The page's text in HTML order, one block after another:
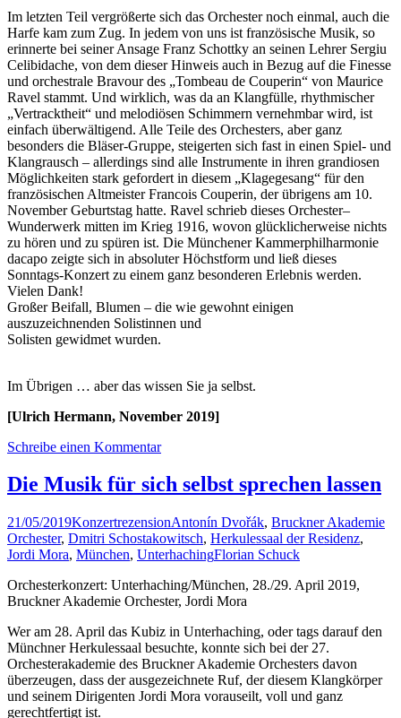
Im letzten Teil vergrößerte sich das Orchester noch einmal, auch die
Harfe kam zum Zug. In jedem von uns ist französische Musik, so
erinnerte bei seiner Ansage Franz Schottky an seinen Lehrer Sergiu
Celibidache, von dem dieser Hinweis auch in Bezug auf die Finesse
und orchestrale Bravour des „Tombeau de Couperin“ von Maurice
Ravel stammt. Und wirklich, was da an Klangfülle, rhythmischer
„Vertracktheit“ und melodiösen Schimmern vernehmbar wird, ist
einfach überwältigend. Alle Teile des Orchesters, aber ganz
besonders die Bläser-Gruppe, steigerten sich fast in einen Spiel- und
Klangrausch – allerdings sind alle Instrumente in ihren grandiosen
Möglichkeiten stark gefordert in diesem „Klagegesang“ für den
französischen Altmeister Francois Couperin, der übrigens am 10.
November Geburtstag hatte. Ravel schrieb dieses Orchester–
Wunderwerk mitten im Krieg 1916, wovon glücklicherweise nichts
zu hören und zu spüren ist. Die Münchener Kammerphilharmonie
dacapo zeigte sich in absoluter Höchstform und ließ dieses
Sonntags-Konzert zu einem ganz besonderen Erlebnis werden.
Vielen Dank!
Großer Beifall, Blumen – die wie gewohnt einigen
auszuzeichnenden Solistinnen und
Solisten gewidmet wurden.
Im Übrigen … aber das wissen Sie ja selbst.
[Ulrich Hermann, November 2019]
Schreibe einen Kommentar
Die Musik für sich selbst sprechen lassen
21/05/2019KonzertrezensionAntonín Dvořák, Bruckner Akademie
Orchester, Dmitri Schostakowitsch, Herkulessaal der Residenz,
Jordi Mora, München, UnterhachingFlorian Schuck
Orchesterkonzert: Unterhaching/München, 28./29. April 2019,
Bruckner Akademie Orchester, Jordi Mora
Wer am 28. April das Kubiz in Unterhaching, oder tags darauf den
Münchner Herkulessaal besuchte, konnte sich bei der 27.
Orchesterakademie des Bruckner Akademie Orchesters davon
überzeugen, dass der ausgezeichnete Ruf, der diesem Klangkörper
und seinem Dirigenten Jordi Mora vorauseilt, voll und ganz
gerechtfertigt ist.